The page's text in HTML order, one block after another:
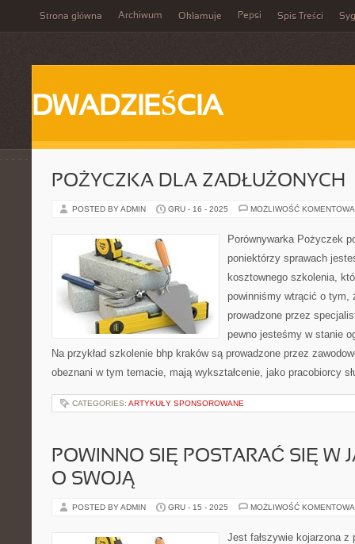
Strona główna Archiwum Okłamuje Pepsi Spis Treści
DWADZIEŚCIA
POŻYCZKA DLA ZADŁUŻONYCH
POSTED BY ADMIN GRU - 16 - 2025 MOŻLIWOŚĆ
Porównywarka Pożyczek
poniektórzy sprawach
kosztownego szkolenia,
powinniśmy wtrącić o tym,
prowadzone przez
pewno jesteśmy w stanie
Na przykład szkolenie bhp kraków są prowadzone przez
obeznani w tym temacie, mają wykształcenie, jako pracobiorcy
CATEGORIES: ARTYKUŁY SPONSOROWANE
POWINNO SIĘ POSTARAĆ SIĘ W
O SWOJĄ
POSTED BY ADMIN GRU - 15 - 2025 MOŻLIWOŚĆ
Jest fałszywie kojarzona